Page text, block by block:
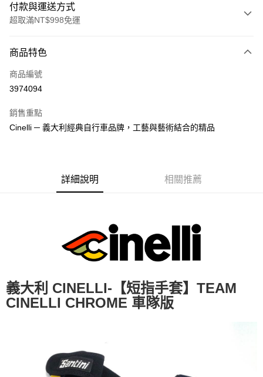
付款與運送方式
超取滿NT$998免運
信用卡一次付款
超商取貨付款
Apple Pay
【大哥付你分期使用說明】
2.付款方式選擇「大哥付你分期」，訂單成立後會自動跳轉到大哥付的交易
流程，驗證手機門號後，選擇欲分期的期數、繳款截止日，確認付款後即完
成交易。
【繳款方式說明】
1.分期款項不併入電信帳單，「大哥付你分期」於每月結算日後寄送繳費提
相關說明
【關於「AFTEE先享後付」】
AFTEE先享後付是「在收到商品之後才付款」的支付方式。 讓您購物簡單
３．安心：先確認商品／服務後，再付款。
【「AFTEE先享後付」結帳流程】
ATM付款
全家取貨付款
每筆NT$60，滿NT$998(含以上)免運費
商品特色
商品編號
3974094
銷售重點
Cinelli ─ 義大利經典自行車品牌，工藝與藝術結合的精品
詳細說明 相關推薦
義大利 CINELLI-【短指手套】TEAM
CINELLI CHROME 車隊版